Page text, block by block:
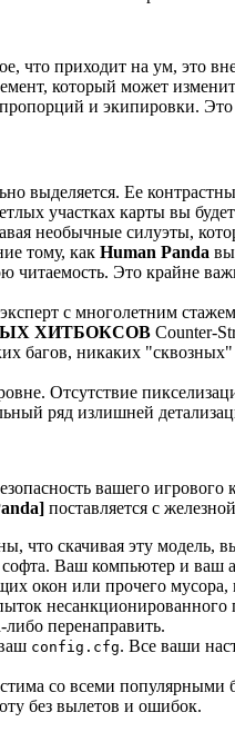
что приходит на ум,
который может
и экипировки.
выделяется. Ее
участках карты вы
необычные силуэты,
тому, как Human Panda
читаемость. Это крайне
с многолетним
ХИТБОКСОВ Counter-
багов, никаких
Отсутствие
ряд излишней
вашего
поставляется с
что скачивая эту модель,
Ваш компьютер и ваш
окон или прочего мусора,
несанкционированного
перенаправить.
config.cfg. Все ваши
со всеми популярными
без вылетов и ошибок.